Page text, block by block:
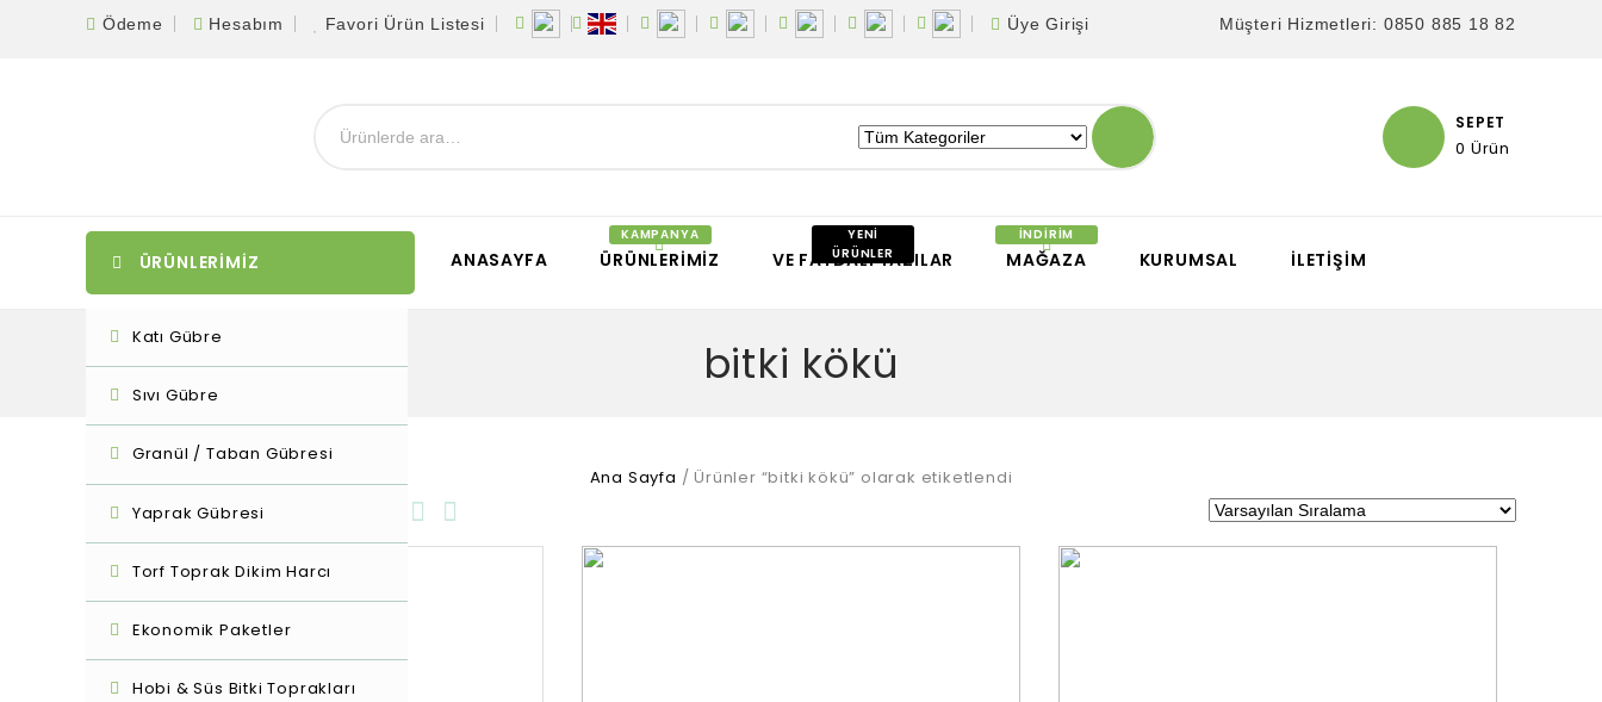
Ödeme Hesabım Favori Ürün Listesi Üye Girişi Müşteri Hizmetleri: 0850 885 18 82
SEPET
0 Ürün
ÜRÜNLERİMİZ
Katı Gübre
Sıvı Gübre
Granül / Taban Gübresi
Yaprak Gübresi
Torf Toprak Dikim Harcı
Ekonomik Paketler
Hobi & Süs Bitki Toprakları
ANASAYFA ÜRÜNLERIMIZ VE FAYDALI YAZILAR MAĞAZA KURUMSAL İLETIŞIM
bitki kökü
Ana Sayfa / Ürünler “bitki kökü” olarak etiketlendi
21 sonuçtan 1-12 arası gösteriliyor